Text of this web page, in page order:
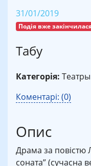
31/01/2019
Подія вже
Табу
Категорія: Театры
Коментарі: (0)
Опис
Драма за повістю
соната” (сучасна